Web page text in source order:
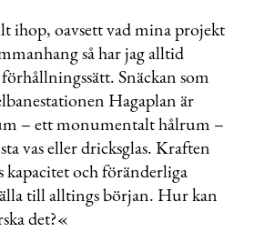
ihop, oavsett vad mina projekt
så har jag alltid
Snäckan som
Hagaplan är
– ett monumentalt hålrum –
vas eller dricksglas. Kraften
och föränderliga
till ­alltings början. Hur kan
det?«